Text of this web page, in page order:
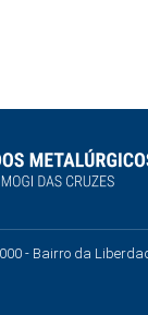
- Bairro da